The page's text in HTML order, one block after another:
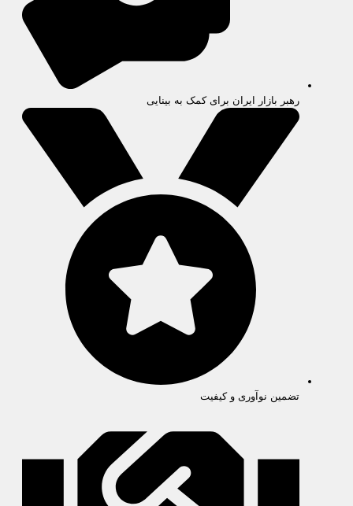
رهبر بازار ایران برای کمک به بینایی
تضمین نوآوری و کیفیت